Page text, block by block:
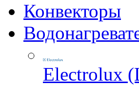
Конвекторы
Electrolux